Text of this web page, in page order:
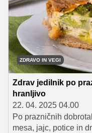
ZDRAVO IN VEGI
Zdrav jedilnik po
hranljivo
22. 04. 2025 04.00
Po prazničnih
mesa, jajc, potice in